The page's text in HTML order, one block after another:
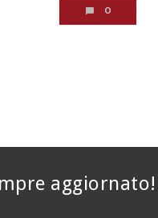
0
aggiornato!